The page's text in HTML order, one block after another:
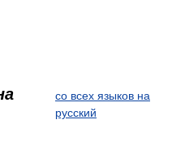
со всех языков на
русский